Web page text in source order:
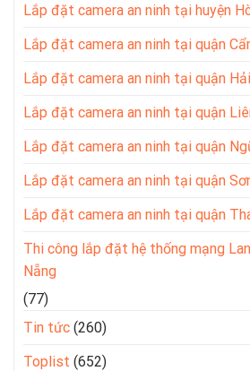
Lắp đặt camera an ninh tại huyện
Lắp đặt camera an ninh tại quận
Lắp đặt camera an ninh tại quận
Lắp đặt camera an ninh tại quận
Lắp đặt camera an ninh tại quận
Lắp đặt camera an ninh tại quận
Lắp đặt camera an ninh tại quận
Thi công lắp đặt hệ thống mạng
Nẵng
(77)
Tin tức (260)
Toplist (652)